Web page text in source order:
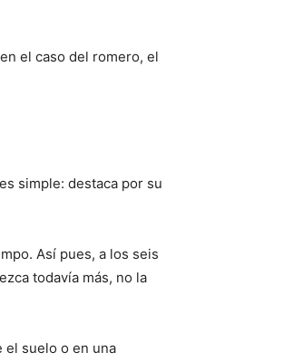
el caso del romero, el
simple: destaca por su
Así pues, a los seis
todavía más, no la
el suelo o en una